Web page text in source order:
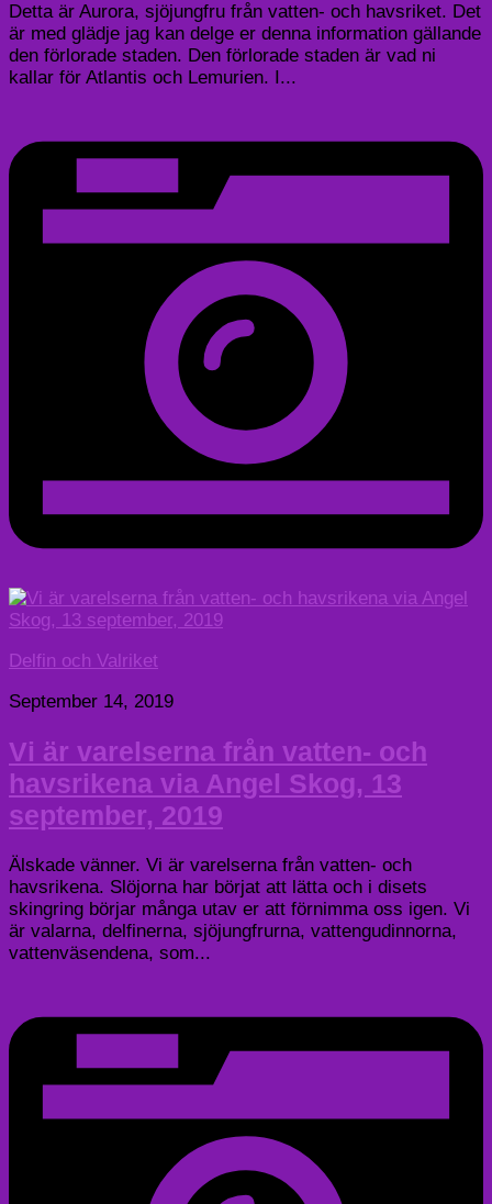
Detta är Aurora, sjöjungfru från vatten- och havsriket. Det
är med glädje jag kan delge er denna information gällande
den förlorade staden. Den förlorade staden är vad ni
kallar för Atlantis och Lemurien. I...
Delfin och Valriket
September 14, 2019
Vi är varelserna från vatten- och
havsrikena via Angel Skog, 13
september, 2019
Älskade vänner. Vi är varelserna från vatten- och
havsrikena. Slöjorna har börjat att lätta och i disets
skingring börjar många utav er att förnimma oss igen. Vi
är valarna, delfinerna, sjöjungfrurna, vattengudinnorna,
vattenväsendena, som...